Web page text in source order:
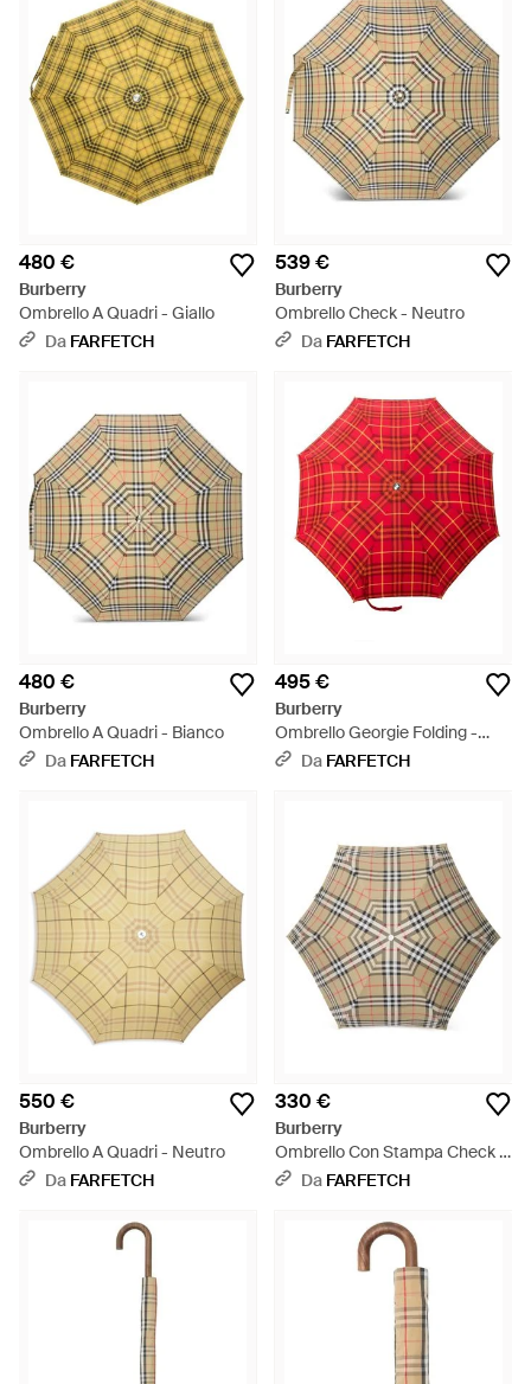
480 €
Burberry
Ombrello A Quadri - Giallo
Da FARFETCH
539 €
Burberry
Ombrello Check - Neutro
Da FARFETCH
480 €
Burberry
Ombrello A Quadri - Bianco
Da FARFETCH
495 €
Burberry
Ombrello Georgie Folding -
Rosso
Da FARFETCH
550 €
Burberry
Ombrello A Quadri - Neutro
Da FARFETCH
330 €
Burberry
Ombrello Con Stampa Check -
Neutro
Da FARFETCH